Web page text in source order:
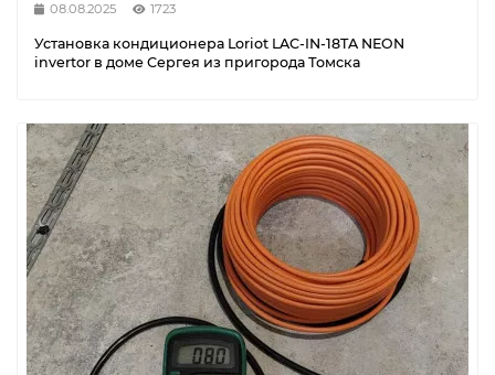
08.08.2025 1723
Установка кондиционера Loriot LAC-IN-18TA NEON
invertor в доме Сергея из пригорода Томска